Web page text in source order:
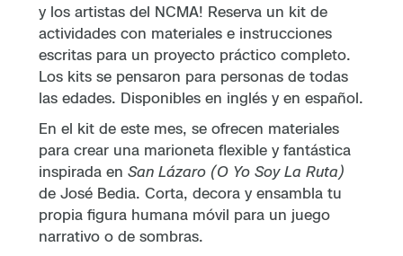
y los artistas del NCMA! Reserva un kit de
actividades con materiales e instrucciones
escritas para un proyecto práctico completo.
Los kits se pensaron para personas de todas
las edades. Disponibles en inglés y en español.
En el kit de este mes, se ofrecen materiales
para crear una marioneta flexible y fantástica
inspirada enSan Lázaro (O Yo Soy La Ruta)
de José Bedia. Corta, decora y ensambla tu
propia figura humana móvil para un juego
narrativo o de sombras.